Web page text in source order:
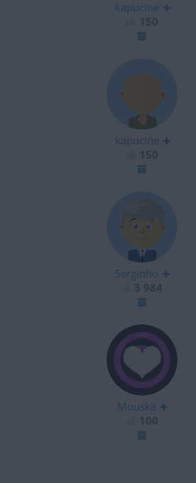
kapucine
kapucine
Serginho
Mouska